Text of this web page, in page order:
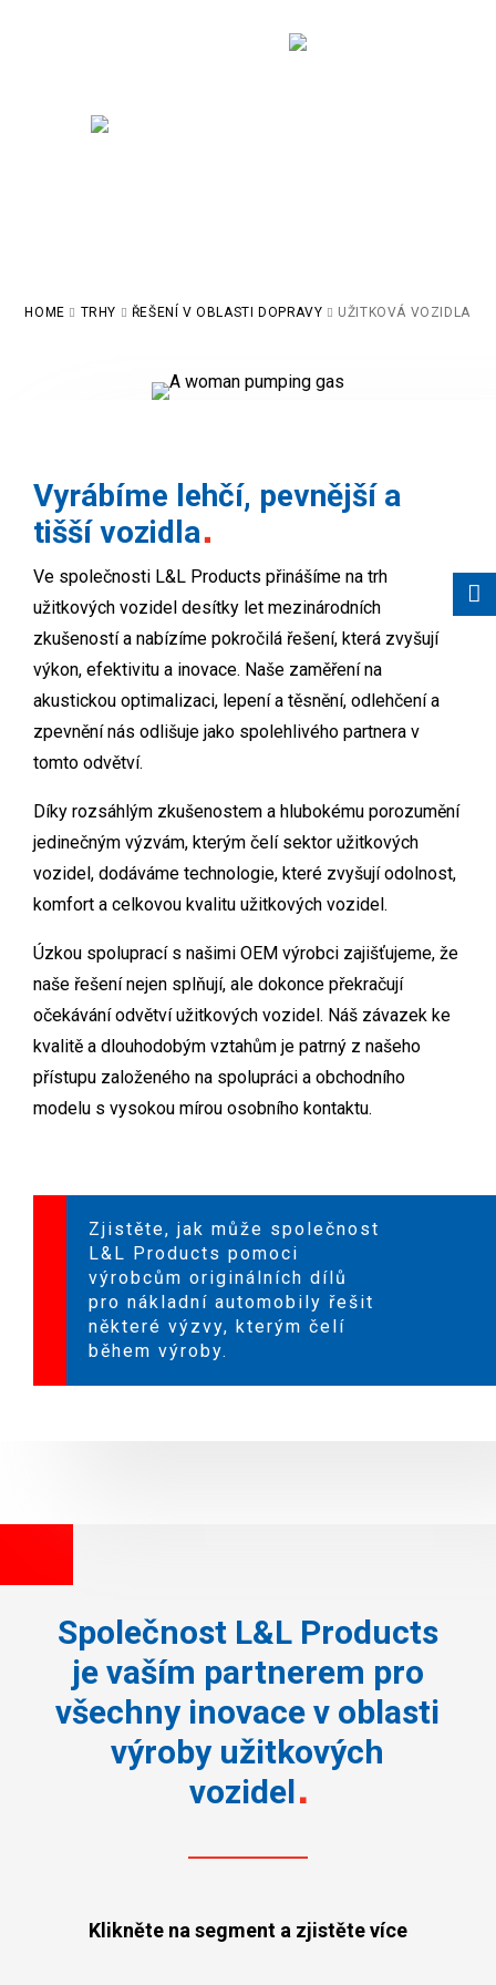
HOME TRHY ŘEŠENÍ V OBLASTI DOPRAVY UŽITKOVÁ VOZIDLA
Vyrábíme lehčí, pevnější a
tišší vozidla
Ve společnosti L&L Products přinášíme na trh
užitkových vozidel desítky let mezinárodních
zkušeností a nabízíme pokročilá řešení, která zvyšují
výkon, efektivitu a inovace. Naše zaměření na
akustickou optimalizaci, lepení a těsnění, odlehčení a
zpevnění nás odlišuje jako spolehlivého partnera v
tomto odvětví.
Díky rozsáhlým zkušenostem a hlubokému porozumění
jedinečným výzvám, kterým čelí sektor užitkových
vozidel, dodáváme technologie, které zvyšují odolnost,
komfort a celkovou kvalitu užitkových vozidel.
Úzkou spoluprací s našimi OEM výrobci zajišťujeme, že
naše řešení nejen splňují, ale dokonce překračují
očekávání odvětví užitkových vozidel. Náš závazek ke
kvalitě a dlouhodobým vztahům je patrný z našeho
přístupu založeného na spolupráci a obchodního
modelu s vysokou mírou osobního kontaktu.
Zjistěte, jak může společnost
L&L Products pomoci
výrobcům originálních dílů
pro nákladní automobily řešit
některé výzvy, kterým čelí
během výroby.
Společnost L&L Products
je vaším partnerem pro
všechny inovace v oblasti
výroby užitkových
vozidel
Klikněte na segment a zjistěte více